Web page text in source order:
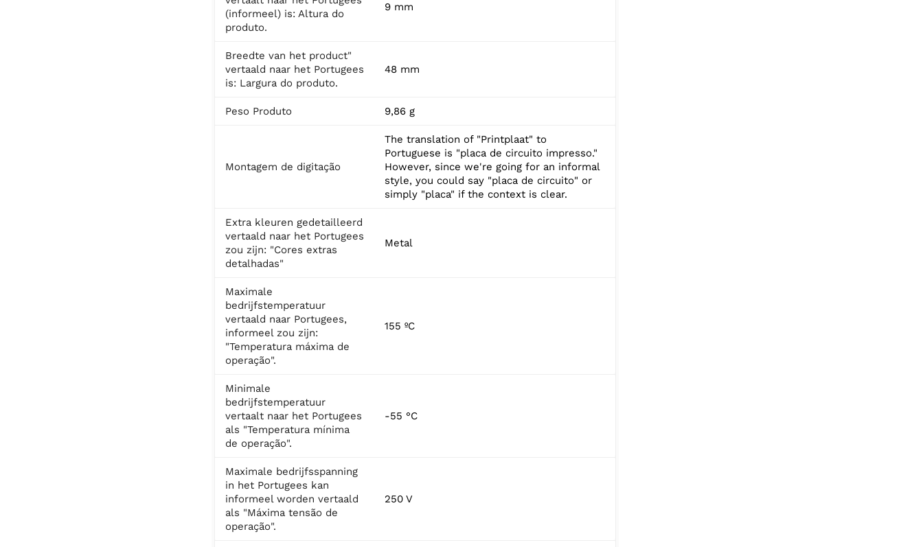
(informeel) is: Altura do
produto.
9 mm
Breedte van het product"
vertaald naar het Portugees
is: Largura do produto.
48 mm
Peso Produto 9,86 g
Montagem de digitação
The translation of "Printplaat" to
Portuguese is "placa de circuito impresso."
However, since we're going for an informal
style, you could say "placa de circuito" or
simply "placa" if the context is clear.
Extra kleuren gedetailleerd
vertaald naar het Portugees
zou zijn: "Cores extras
detalhadas"
Metal
Maximale
bedrijfstemperatuur
vertaald naar Portugees,
informeel zou zijn:
"Temperatura máxima de
operação".
155 ºC
Minimale
bedrijfstemperatuur
vertaalt naar het Portugees
als "Temperatura mínima
de operação".
-55 °C
Maximale bedrijfsspanning
in het Portugees kan
informeel worden vertaald
als "Máxima tensão de
operação".
250 V